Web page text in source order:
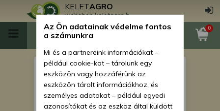
KELETAGRO
webshop.keletagro.hu
0
Tesla TPMS szenzor, RF
433MHz, ezüst, Model S
2014.09. - 2023.12.,
Az Ön adatainak védelme fontos
a számunkra
Mi és a partnereink információkat –
például cookie-kat – tárolunk egy
eszközön vagy hozzáférünk az
eszközön tárolt információkhoz, és
személyes adatokat – például egyedi
azonosítókat és az eszköz által küldött